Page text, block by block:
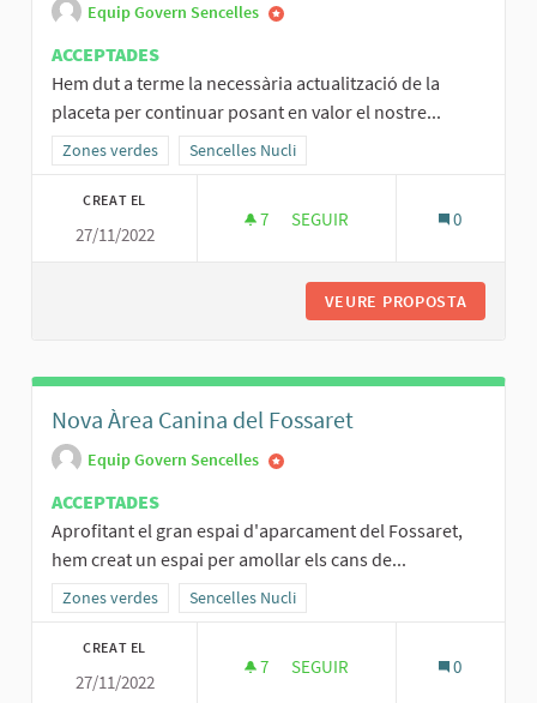
Equip Govern Sencelles
ACCEPTADES
Hem dut a terme la necessària actualització de la
placeta per continuar posant en valor el nostre...
Resultats al filtrar per la categoria: Zones verdes
Zones verdes Resultats al filtrar per l'àmbit: Sencelles Nucli
Sencelles Nucli
CREAT EL
27/11/2022
7 7 SEGUIDORES
SEGUIR 0
VEURE PROPOSTA
Nova Àrea Canina del Fossaret
Equip Govern Sencelles
ACCEPTADES
Aprofitant el gran espai d'aparcament del Fossaret,
hem creat un espai per amollar els cans de...
Resultats al filtrar per la categoria: Zones verdes
Zones verdes Resultats al filtrar per l'àmbit: Sencelles Nucli
Sencelles Nucli
CREAT EL
27/11/2022
7 7 SEGUIDORES
SEGUIR 0